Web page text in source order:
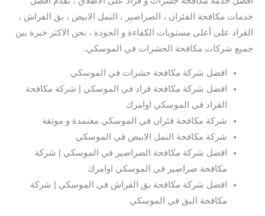
خدمات مكافحة الفئران ، الصراصير ، النمل الابيض ، بق الفراش ،
القراد على أعلى مستويات الكفاءة و الجودة ، نحن الاكثر خبرة بين
جميع شركات مكافحة الحشرات في الموسكي.
افضل شركة مكافحة حشرات في الموسكي
افضل شركة مكافحة قراد في الموسكي | شركة مكافحة
القراد في الموسكي اوامرك
شركة مكافحة فئران في الموسكي معتمدة و موثقة
شركة مكافحة النمل الابيض في الموسكي
افضل شركة مكافحة الصراصير في الموسكي | شركة
مكافحة صراصير في الموسكي اوامرك
افضل شركة مكافحة بق الفراش في الموسكي | شركة
مكافحة البق في الموسكي